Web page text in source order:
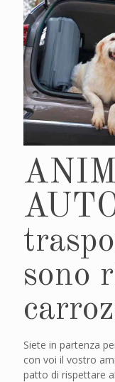
sono
Siete in partenza
con voi il vostro
patto di rispettare